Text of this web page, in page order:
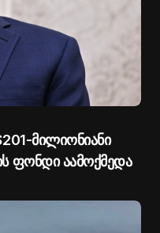
მილიონიანი
ფონდი აამოქმედა